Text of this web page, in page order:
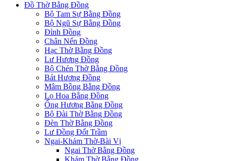
Đồ Thờ Bằng Đồng
Bộ Tam Sự Bằng Đồng
Bộ Ngũ Sự Bằng Đồng
Đỉnh Đồng
Chân Nến Đồng
Hạc Thờ Bằng Đồng
Lư Hương Đồng
Bộ Chén Thờ Bằng Đồng
Bát Hương Đồng
Mâm Bồng Bằng Đồng
Lọ Hoa Bằng Đồng
Ống Hương Bằng Đồng
Bộ Đài Thờ Bằng Đồng
Đèn Thờ Bằng Đồng
Lư Đồng Đốt Trầm
Ngai-Khám Thờ-Bài Vị
Ngai Thờ Bằng Đồng
Khám Thờ Bằng Đồng